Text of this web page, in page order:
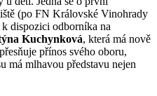
(po FN Královské Vinohrady
dispozici odborníka na
Kuchynková, která má nově
přínos svého oboru,
má mlhavou představu nejen